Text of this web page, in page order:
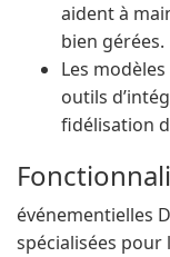
aident à
bien gérées.
Les
outils
fidélisation
événementielles
spécialisées pour